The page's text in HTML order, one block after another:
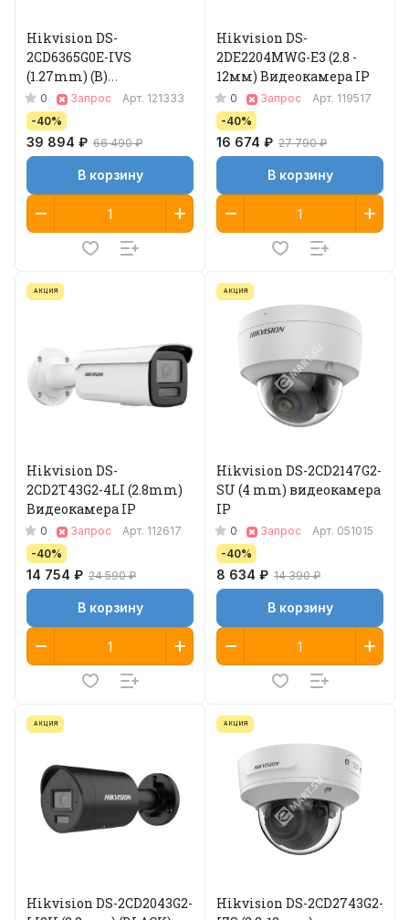
Hikvision DS-
2CD6365G0E-IVS
(1.27mm) (B)
Видеокамера IP
0 Запрос Арт. 121333
-40%
39 894 ₽ 66 490 ₽
В корзину
Hikvision DS-
2DE2204MWG-E3 (2.8 -
12мм) Видеокамера IP
0 Запрос Арт. 119517
-40%
16 674 ₽ 27 790 ₽
В корзину
АКЦИЯ
Hikvision DS-
2CD2T43G2-4LI (2.8mm)
Видеокамера IP
0 Запрос Арт. 112617
-40%
14 754 ₽ 24 590 ₽
В корзину
АКЦИЯ
Hikvision DS-2CD2147G2-
SU (4 mm) видеокамера
IP
0 Запрос Арт. 051015
-40%
8 634 ₽ 14 390 ₽
В корзину
АКЦИЯ
Hikvision DS-2CD2043G2-
АКЦИЯ
Hikvision DS-2CD2743G2-